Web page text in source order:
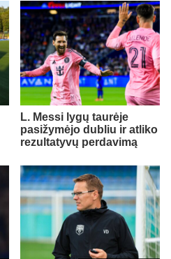
L. Messi lygų taurėje
pasižymėjo dubliu ir atliko
rezultatyvų perdavimą